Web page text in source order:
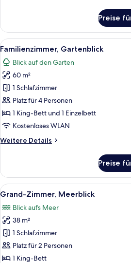
Zweibettzimmer
Preise
Alle
Fotos
für
Familienzimmer,
Gartenblick
anzeigen
Ein
14
Familienzimmer, Gartenblick
Blick auf den Garten
60 m²
1 Schlafzimmer
Platz für 4 Personen
1 King-Bett und 1 Einzelbett
Kostenloses WLAN
Weitere Details
Weitere
Gartenblick
Preise
Alle
Fotos
für
Grand-
Zimmer,
Meerblick
anzeigen
Ein
20
Grand-Zimmer, Meerblick
Blick aufs Meer
38 m²
1 Schlafzimmer
Platz für 2 Personen
1 King-Bett